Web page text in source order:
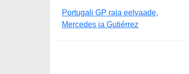
Portugali GP raja eelvaade,
Mercedes ja Gutiérrez